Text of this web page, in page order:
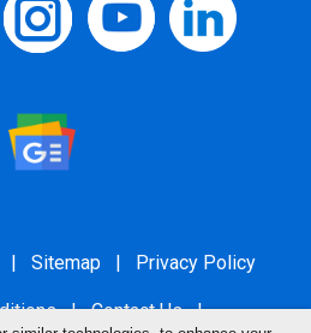
| Sitemap | Privacy Policy
| Contact Us |